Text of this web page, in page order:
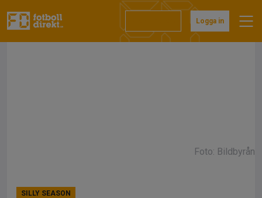
till
Logga in
Foto: Bildbyrån
SILLY SEASON